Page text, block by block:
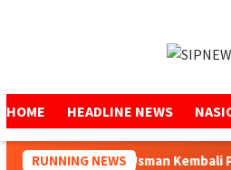
HOME HEADLINE NEWS
RUNNING NEWS
Mukhtaruddin Usman Kembali